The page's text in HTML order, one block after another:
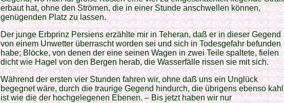
erbaut hat, ohne den Strömen, die in einer Stunde anschwellen können,
genügenden Platz zu lassen.
Der junge Erbprinz Persiens erzählte mir in Teheran, daß er in dieser Gegend
von einem Unwetter überrascht worden sei und sich in Todesgefahr befunden
habe; Blöcke, von denen der eine seinen Wagen in zwei Teile spaltete, fielen
dicht wie Hagel von den Bergen herab, die Wasserfälle rissen sie mit sich.
Während der ersten vier Stunden fahren wir, ohne daß uns ein Unglück
begegnet wäre, durch die traurige Gegend hindurch, die übrigens ebenso kahl
ist wie die der hochgelegenen Ebenen. – Bis jetzt haben wir nur